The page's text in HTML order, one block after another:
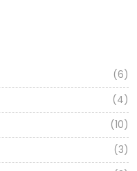
(6)
(4)
(10)
(3)